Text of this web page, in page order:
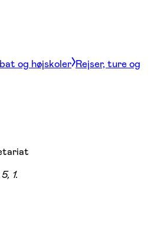
og højskoler Rejser, ture og
1.